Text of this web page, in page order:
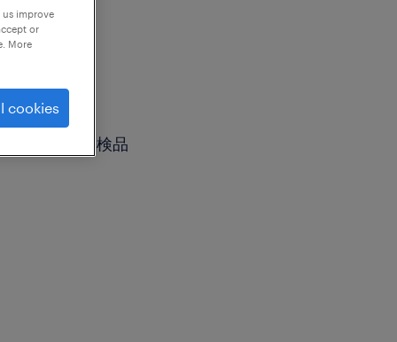
グ・梱包、検品
improve
or
More
cookies